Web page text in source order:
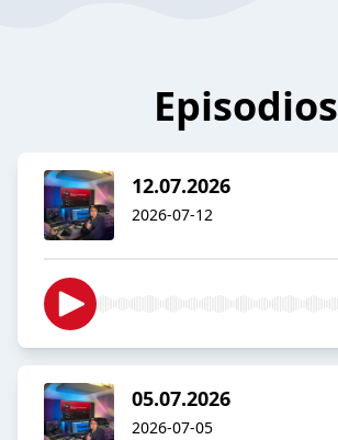
Episodios
12.07.2026
2026-07-12
05.07.2026
2026-07-05